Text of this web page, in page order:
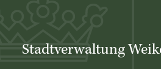
Stadtverwaltung